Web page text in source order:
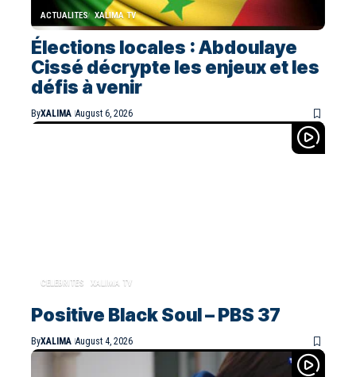
ACTUALITES XALIMA TV
Élections locales : Abdoulaye
Cissé décrypte les enjeux et les
défis à venir
ByXALIMA August 6, 2026
CELEBRITES XALIMA TV
Positive Black Soul – PBS 37
ByXALIMA August 4, 2026